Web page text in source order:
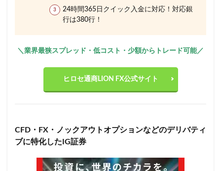
24時間365日クイック入金に対応！対応銀
行は380行！
＼業界最狭スプレッド・低コスト・少額からトレード可能／
ヒロセ通商LION FX公式サイト
CFD・FX・ノックアウトオプションなどのデリバティ
ブに特化したIG証券